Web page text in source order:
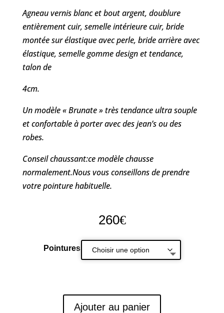
Agneau vernis blanc et bout argent, doublure
entièrement cuir, semelle intérieure cuir, bride
montée sur élastique avec perle, bride arrière avec
élastique, semelle gomme design et tendance,
talon de
4cm.
Un modèle « Brunate » très tendance ultra souple
et confortable à porter avec des jean’s ou des
robes.
Conseil chaussant:ce modèle chausse
normalement.Nous vous conseillons de prendre
votre pointure habituelle.
260€
Pointures
Ajouter au panier